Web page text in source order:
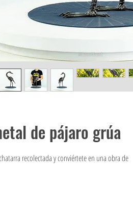
de pájaro grúa
recolectada y conviértete en una obra de